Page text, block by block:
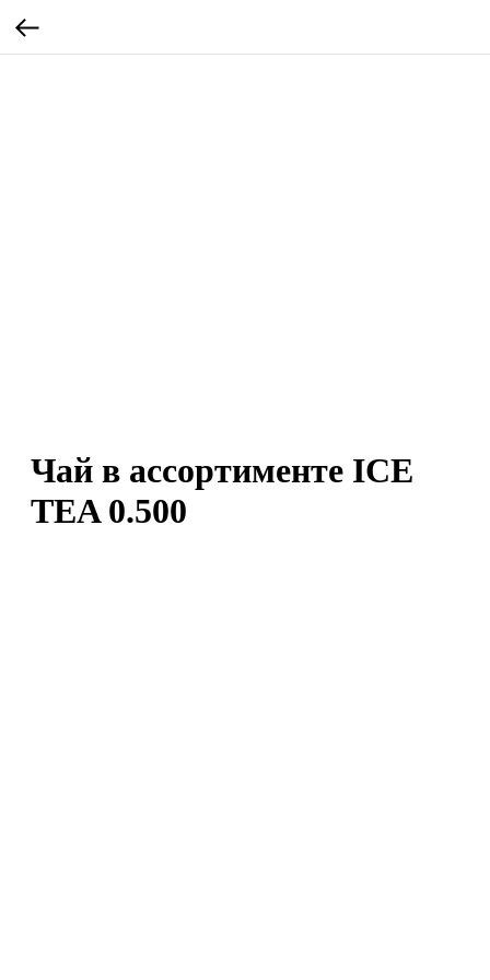
Чай в ассортименте ICE
TEA 0.500